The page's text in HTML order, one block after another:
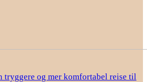
tryggere og mer komfortabel reise til